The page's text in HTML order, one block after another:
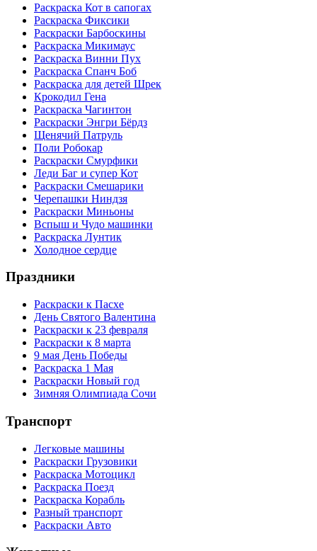
Раскраска Кот в сапогах
Раскраска Фиксики
Раскраски Барбоскины
Раскраска Микимаус
Раскраска Винни Пух
Раскраска Спанч Боб
Раскраска для детей Шрек
Крокодил Гена
Раскраска Чагинтон
Раскраски Энгри Бёрдз
Щенячий Патруль
Поли Робокар
Раскраски Смурфики
Леди Баг и супер Кот
Раскраски Смешарики
Черепашки Ниндзя
Раскраски Миньоны
Вспыш и Чудо машинки
Раскраска Лунтик
Холодное сердце
Праздники
Раскраски к Пасхе
День Святого Валентина
Раскраски к 23 февраля
Раскраски к 8 марта
9 мая День Победы
Раскраска 1 Мая
Раскраски Новый год
Зимняя Олимпиада Сочи
Транспорт
Легковые машины
Раскраски Грузовики
Раскраска Мотоцикл
Раскраска Поезд
Раскраска Корабль
Разный транспорт
Раскраски Авто